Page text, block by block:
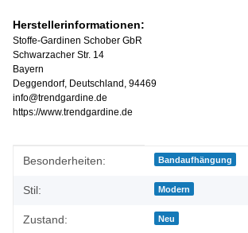
Herstellerinformationen:
Stoffe-Gardinen Schober GbR
Schwarzacher Str. 14
Bayern
Deggendorf, Deutschland, 94469
info@trendgardine.de
https://www.trendgardine.de
Produkteigenschaft
Wert
Besonderheiten: Bandaufhängung
Stil: Modern
Zustand: Neu